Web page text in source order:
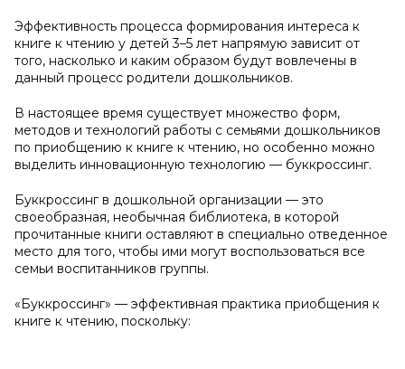
Эффективность процесса формирования интереса к
книге к чтению у детей 3–5 лет напрямую зависит от
того, насколько и каким образом будут вовлечены в
данный процесс родители дошкольников.
В настоящее время существует множество форм,
методов и технологий работы с семьями дошкольников
по приобщению к книге к чтению, но особенно можно
выделить инновационную технологию — буккроссинг.
Буккроссинг в дошкольной организации — это
своеобразная, необычная библиотека, в которой
прочитанные книги оставляют в специально отведенное
место для того, чтобы ими могут воспользоваться все
семьи воспитанников группы.
«Буккроссинг» — эффективная практика приобщения к
книге к чтению, поскольку: